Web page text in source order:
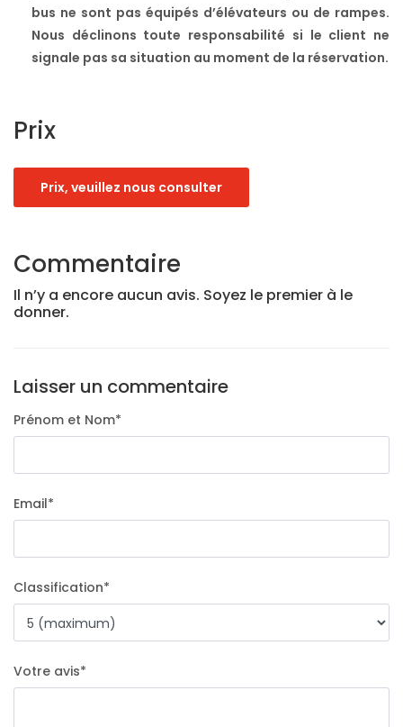
bus ne sont pas équipés d’élévateurs ou de rampes.
Nous déclinons toute responsabilité si le client ne
signale pas sa situation au moment de la réservation.
Prix
Prix, veuillez nous consulter
Commentaire
Il n’y a encore aucun avis. Soyez le premier à le
donner.
Laisser un commentaire
Prénom et Nom*
Email*
Classification*
Votre avis*